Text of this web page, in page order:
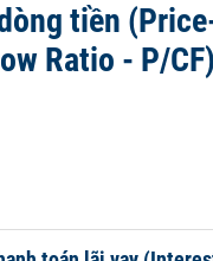
tiền
Ratio - P/CF)